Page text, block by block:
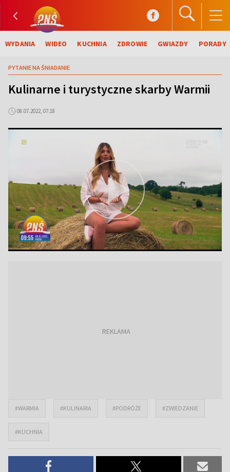
WYDANIA WIDEO KUCHNIA ZDROWIE GWIAZDY PORADY
PYTANIE NA ŚNIADANIE
Kulinarne i turystyczne skarby Warmii
08.07.2022, 07:18
#WARMIA #KULINARIA #PODRÓŻE #ZWIEDZANIE
#KUCHNIA